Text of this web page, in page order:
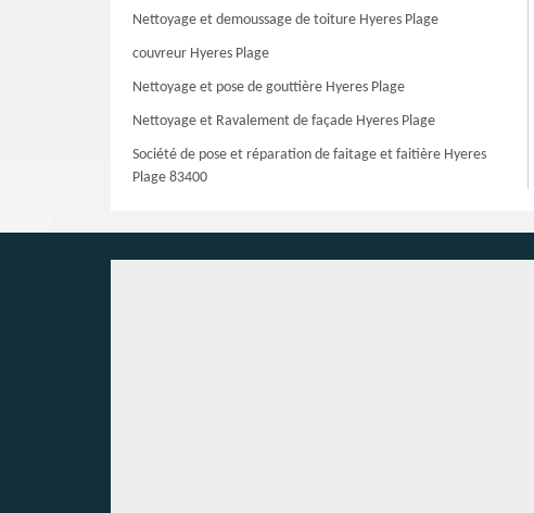
Nettoyage et demoussage de toiture Hyeres Plage
couvreur Hyeres Plage
Nettoyage et pose de gouttière Hyeres Plage
Nettoyage et Ravalement de façade Hyeres Plage
Société de pose et réparation de faitage et faitière Hyeres
Plage 83400